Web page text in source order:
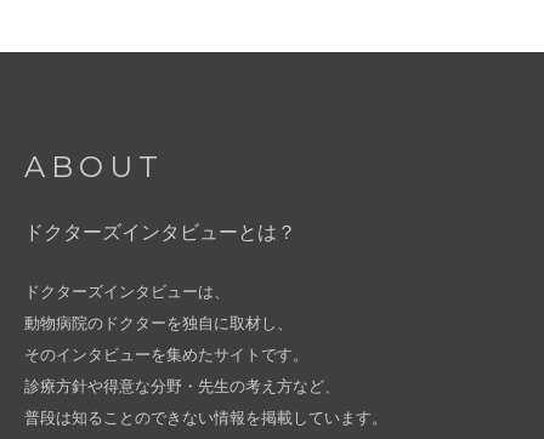
ABOUT
ドクターズインタビューとは？
ドクターズインタビューは、
動物病院のドクターを独自に取材し、
そのインタビューを集めたサイトです。
診療方針や得意な分野・先生の考え方など、
普段は知ることのできない情報を掲載しています。